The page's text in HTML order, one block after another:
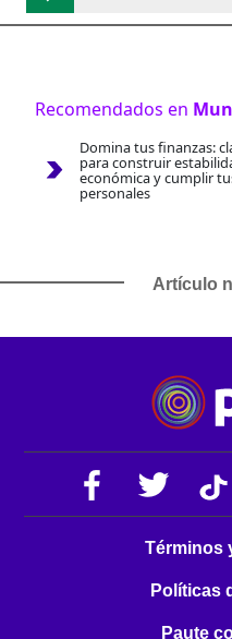
Recomendados en
Domina tus finanzas:
para construir
económica y cumplir
personales
Artículo
Términos
Políticas
Paute